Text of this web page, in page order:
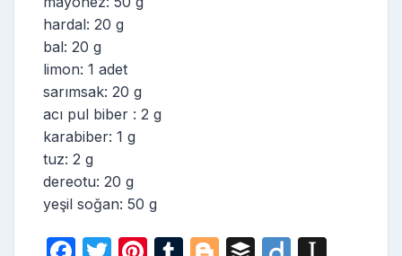
hardal: 20 g
bal: 20 g
limon: 1 adet
sarımsak: 20 g
acı pul biber : 2 g
karabiber: 1 g
tuz: 2 g
dereotu: 20 g
yeşil soğan: 50 g